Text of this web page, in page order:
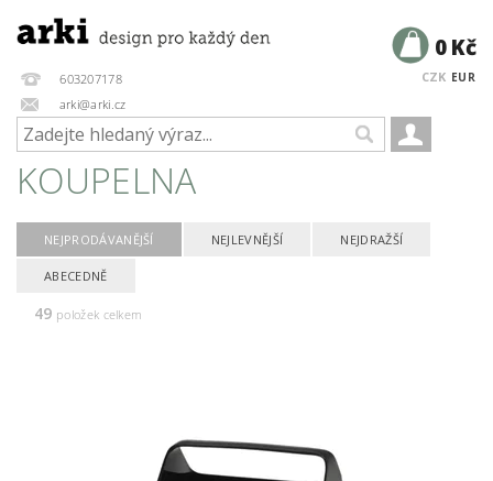
603207178
arki@arki.cz
CZK EUR
0 Kč
KOUPELNA
NEJPRODÁVANĚJŠÍ NEJLEVNĚJŠÍ NEJDRAŽŠÍ
ABECEDNĚ
49 položek celkem